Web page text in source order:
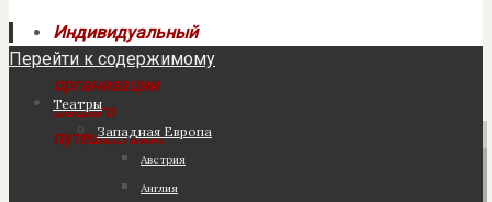
Индивидуальный
подход к
организации
Вашего
путешествия!
Перейти к содержимому
Театры
Западная Европа
Австрия
Англия